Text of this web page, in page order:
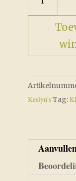
Mini
Keslyn'sTag: